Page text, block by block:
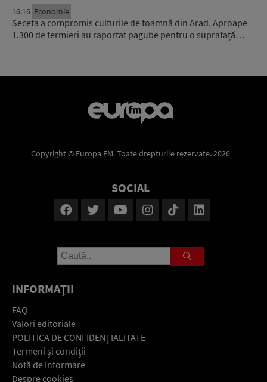
16:16 Economie
Seceta a compromis culturile de toamnă din Arad. Aproape
1.300 de fermieri au raportat pagube pentru o suprafață…
Copyright © Europa FM. Toate drepturile rezervate. 2026
SOCIAL
INFORMAŢII
FAQ
Valori editoriale
POLITICA DE CONFIDENŢIALITATE
Termeni şi condiţii
Notă de Informare
Despre cookies